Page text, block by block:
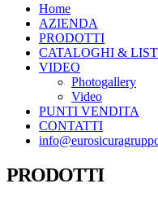
Home
AZIENDA
PRODOTTI
CATALOGHI &
VIDEO
Photogallery
Video
PUNTI VENDITA
CONTATTI
PRODOTTI